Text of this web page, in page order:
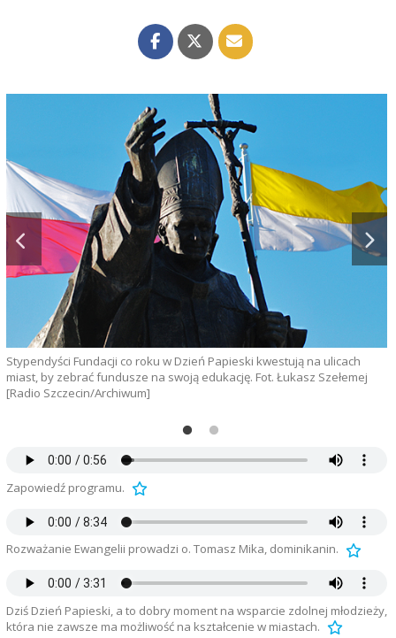
Stypendyści Fundacji co roku w Dzień Papieski kwestują na ulicach
miast, by zebrać fundusze na swoją edukację. Fot. Łukasz Szełemej
[Radio Szczecin/Archiwum]
Zapowiedź programu.
Rozważanie Ewangelii prowadzi o. Tomasz Mika, dominikanin.
Dziś Dzień Papieski, a to dobry moment na wsparcie zdolnej młodzieży,
która nie zawsze ma możliwość na kształcenie w miastach.